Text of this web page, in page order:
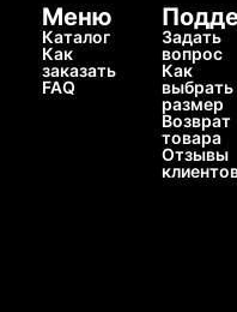
Меню
Каталог
Как
заказать
FAQ
Задать
вопрос
Как
выбрать
размер
Возврат
товара
Отзывы